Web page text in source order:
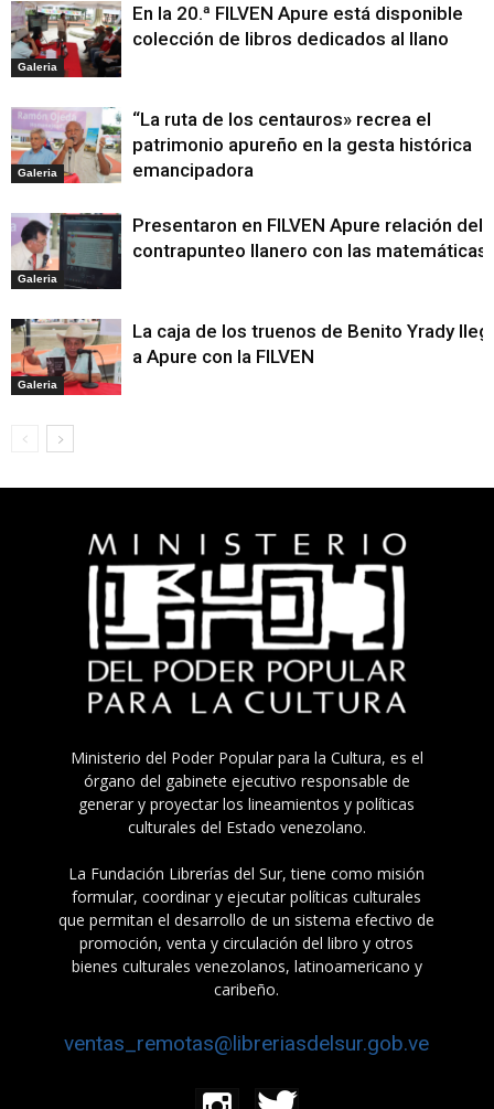
Galeria
En la 20.ª FILVEN Apure está disponible
colección de libros dedicados al llano
Galeria
“La ruta de los centauros» recrea el
patrimonio apureño en la gesta histórica
emancipadora
Galeria
Presentaron en FILVEN Apure relación del
contrapunteo llanero con las matemáticas
Galeria
La caja de los truenos de Benito Yrady
a Apure con la FILVEN
Ministerio del Poder Popular para la Cultura, es el
órgano del gabinete ejecutivo responsable de
generar y proyectar los lineamientos y políticas
culturales del Estado venezolano.
La Fundación Librerías del Sur, tiene como misión
formular, coordinar y ejecutar políticas culturales
que permitan el desarrollo de un sistema efectivo de
promoción, venta y circulación del libro y otros
bienes culturales venezolanos, latinoamericano y
caribeño.
ventas_remotas@libreriasdelsur.gob.ve